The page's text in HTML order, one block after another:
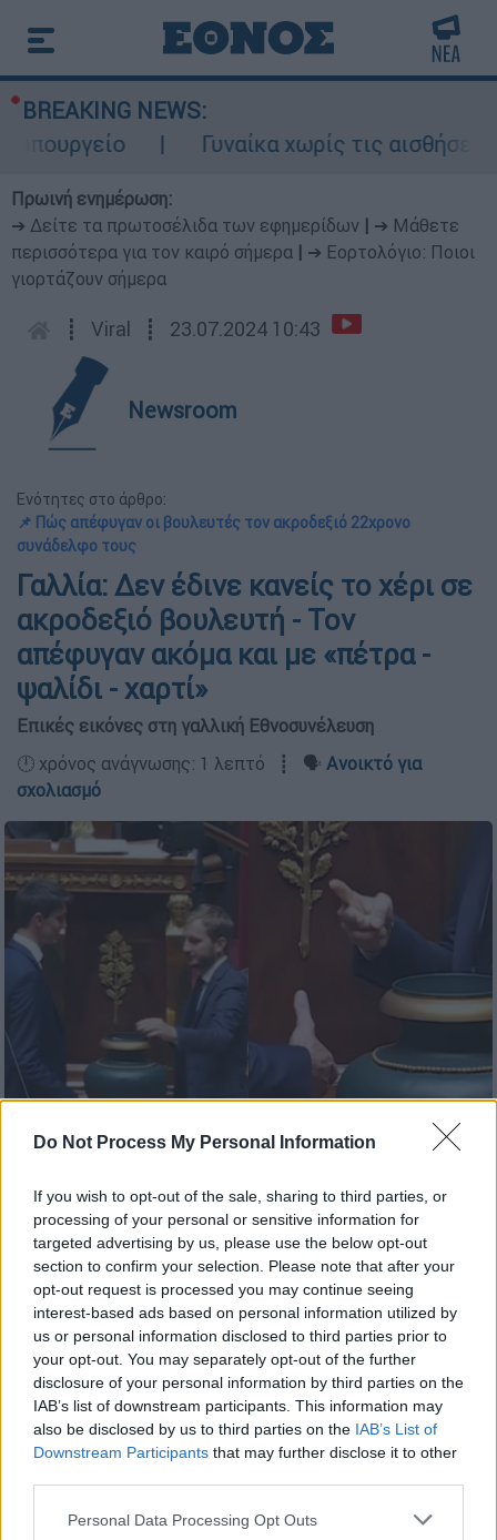
Do Not Process My Personal Information
If you wish to opt-out of the sale, sharing to third parties, or
processing of your personal or sensitive information for
targeted advertising by us, please use the below opt-out
section to confirm your selection. Please note that after your
opt-out request is processed you may continue seeing
interest-based ads based on personal information utilized by
us or personal information disclosed to third parties prior to
your opt-out. You may separately opt-out of the further
disclosure of your personal information by third parties on the
IAB’s list of downstream participants. This information may
also be disclosed by us to third parties on the IAB’s List of
Downstream Participants that may further disclose it to other
Please note that this website/app uses one or more Google
Personal Data Processing Opt Outs
BREAKING NEWS:
Γυναίκα χωρίς τις
Πρωινή ενημέρωση:
➔ Δείτε τα πρωτοσέλιδα των εφημερίδων
➔ Μάθετε
περισσότερα για τον καιρό σήμερα
➔ Εορτολόγιο: Ποιοι
γιορτάζουν σήμερα
┋ Viral ┋ 23.07.2024 10:43
Newsroom
Ενότητες στο άρθρο:
📌 Πώς απέφυγαν οι βουλευτές τον ακροδεξιό 22χρονο
συνάδελφο τους
Γαλλία: Δεν έδινε κανείς το χέρι σε
ακροδεξιό βουλευτή - Τον
απέφυγαν ακόμα και με «πέτρα -
ψαλίδι - χαρτί»
Επικές εικόνες στη γαλλική Εθνοσυνέλευση
🕛 χρόνος ανάγνωσης: 1 λεπτό ┋ 🗣️ Ανοικτό για
σχολιασμό
Προσθέστε το ΕΘΝΟΣ στη Google
Τον γύρο του διαδικτύου κάνει βίντεο από
τηνγαλλική Εθνοσυνέλευσηκαι την άρνηση
των μελών να κάνουνχειραψίαμε τον
νεοδιορισθέντα βουλευτή του ακροδεξιού
Εθνικού ΜετώπουΦλαβιέν Τερμέ.
Πώς απέφυγαν οι βουλευτές τον
ακροδεξιό 22χρονο συνάδελφο τους
βουλευτής της Γαλλίας,Φρανσουά Πικεμάλ